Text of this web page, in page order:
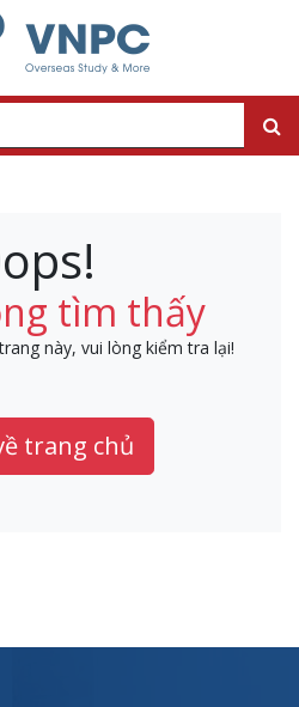
tìm thấy
này, vui lòng kiểm tra lại!
trang chủ